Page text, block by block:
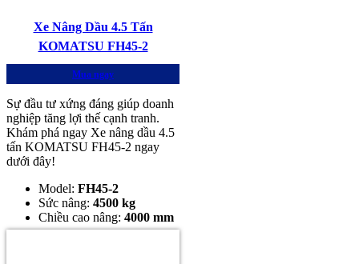
Xe Nâng Dầu 4.5 Tấn
KOMATSU FH45-2
Mua ngay
Sự đầu tư xứng đáng giúp doanh
nghiệp tăng lợi thế cạnh tranh.
Khám phá ngay Xe nâng dầu 4.5
tấn KOMATSU FH45-2 ngay
dưới đây!
Model: FH45-2
Sức nâng: 4500 kg
Chiều cao nâng: 4000 mm